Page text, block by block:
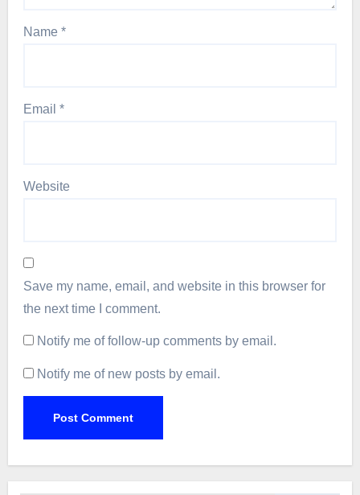
Name *
Email *
Website
Save my name, email, and website in this browser for
the next time I comment.
Notify me of follow-up comments by email.
Notify me of new posts by email.